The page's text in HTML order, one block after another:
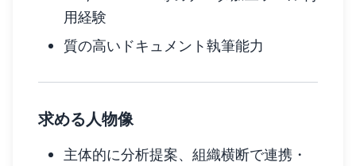
用経験
質の高いドキュメント執筆能力
求める人物像
主体的に分析提案、組織横断で連携・